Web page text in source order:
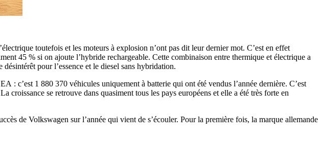
toutefois et les moteurs à explosion n’ont pas dit leur dernier mot. C’est en effet
45 % si on ajoute l’hybride rechargeable. Cette combinaison entre thermique et électrique a
pour l’essence et le diesel sans hybridation.
: c’est 1 880 370 véhicules uniquement à batterie qui ont été vendus l’année dernière. C’est
se retrouve dans quasiment tous les pays européens et elle a été très forte en
de Volkswagen sur l’année qui vient de s’écouler. Pour la première fois, la marque allemande